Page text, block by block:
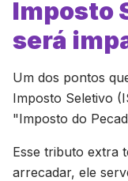
Imposto
será
Um dos pontos
Imposto Seletivo
"Imposto do
Esse tributo extra
arrecadar, ele